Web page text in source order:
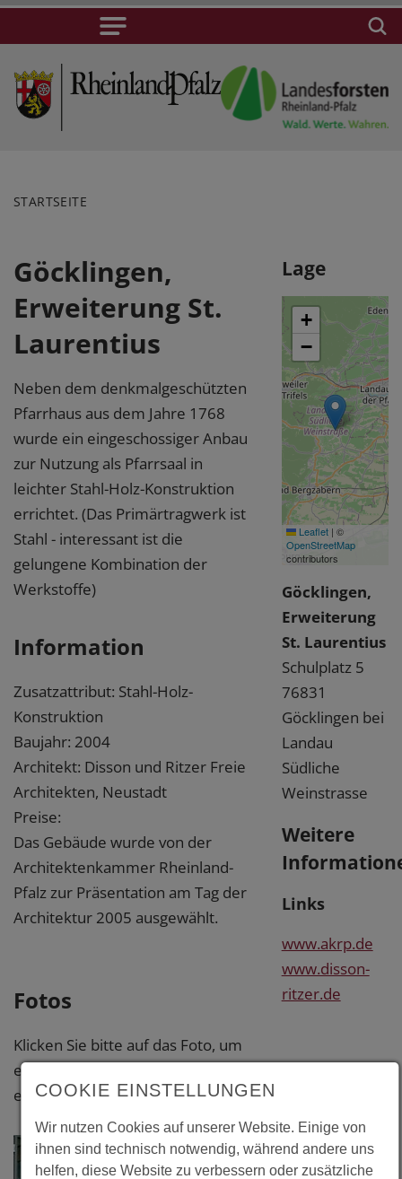
STARTSEITE
Göcklingen,
Erweiterung St.
Laurentius
Neben dem denkmalgeschützten
Pfarrhaus aus dem Jahre 1768
wurde ein eingeschossiger Anbau
zur Nutzung als Pfarrsaal in
leichter Stahl-Holz-Konstruktion
errichtet. (Das Primärtragwerk ist
Stahl - interessant ist die
gelungene Kombination der
Werkstoffe)
Information
Zusatzattribut: Stahl-Holz-
Konstruktion
Baujahr: 2004
Architekt: Disson und Ritzer Freie
Architekten, Neustadt
Preise:
Das Gebäude wurde von der
Architektenkammer Rheinland-
Pfalz zur Präsentation am Tag der
Architektur 2005 ausgewählt.
Fotos
Klicken Sie bitte auf das Foto, um
eine vergrößerte Darstellung zu
erhalten.
Lage
+
−
Leaflet | ©
OpenStreetMap
contributors
Göcklingen,
Erweiterung
St. Laurentius
Schulplatz 5
76831
Göcklingen bei
Landau
Südliche
Weinstrasse
Weitere
Links
www.akrp.de
www.disson-
ritzer.de
COOKIE EINSTELLUNGEN
Wir nutzen Cookies auf unserer Website. Einige von
ihnen sind technisch notwendig, während andere uns
helfen, diese Website zu verbessern oder zusätzliche